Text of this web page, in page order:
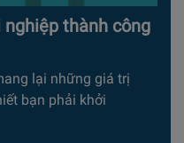
thành công
lại những giá trị
bạn phải khởi